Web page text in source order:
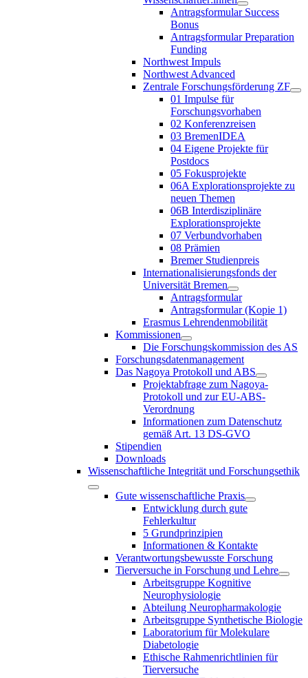
Antragsformular Success
Bonus
Antragsformular Preparation
Funding
Northwest Impuls
Northwest Advanced
Zentrale Forschungsförderung ZF
01 Impulse für
Forschungsvorhaben
02 Konferenzreisen
03 BremenIDEA
04 Eigene Projekte für
Postdocs
05 Fokusprojekte
06A Explorationsprojekte zu
neuen Themen
06B Interdisziplinäre
Explorationsprojekte
07 Verbundvorhaben
08 Prämien
Bremer Studienpreis
Internationalisierungsfonds der
Universität Bremen
Antragsformular
Antragsformular (Kopie 1)
Erasmus Lehrendenmobilität
Kommissionen
Die Forschungskommission des AS
Forschungsdatenmanagement
Das Nagoya Protokoll und ABS
Projektabfrage zum Nagoya-
Protokoll und zur EU-ABS-
Verordnung
Informationen zum Datenschutz
gemäß Art. 13 DS-GVO
Stipendien
Downloads
Wissenschaftliche Integrität und Forschungsethik
Gute wissenschaftliche Praxis
Entwicklung durch gute
Fehlerkultur
5 Grundprinzipien
Informationen & Kontakte
Verantwortungsbewusste Forschung
Tierversuche in Forschung und Lehre
Arbeitsgruppe Kognitive
Neurophysiologie
Abteilung Neuropharmakologie
Arbeitsgruppe Synthetische Biologie
Laboratorium für Molekulare
Diabetologie
Ethische Rahmenrichtlinien für
Tierversuche